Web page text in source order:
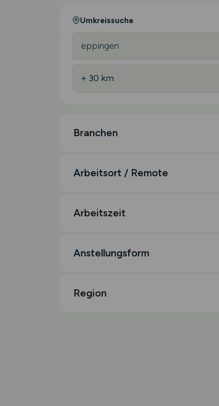
Umkreissuche
Branchen
Arbeitsort / Remote
Arbeitszeit
Anstellungsform
Region